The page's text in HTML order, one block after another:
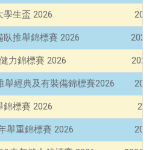
學生盃 2026
推舉錦標賽 2026
力錦標賽 2026
經典及有裝備錦標賽2026
錦標賽 2026
舉重錦標賽 2026